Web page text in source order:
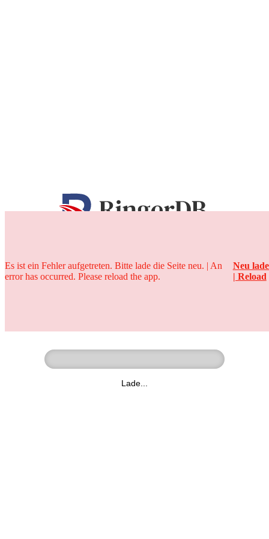
25 Jahre
Lade...
Es ist ein Fehler aufgetreten. Bitte lade die Seite neu. | An
error has occurred. Please reload the app.
Neu
| Reload